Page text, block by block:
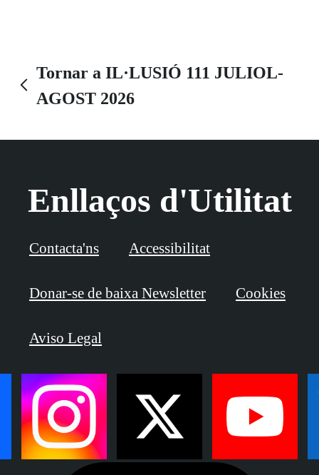
Tornar a IL·LUSIÓ 111 JULIOL-
AGOST 2026
Enllaços d'Utilitat
Contacta'ns Accessibilitat
Donar-se de baixa Newsletter Cookies
Aviso Legal